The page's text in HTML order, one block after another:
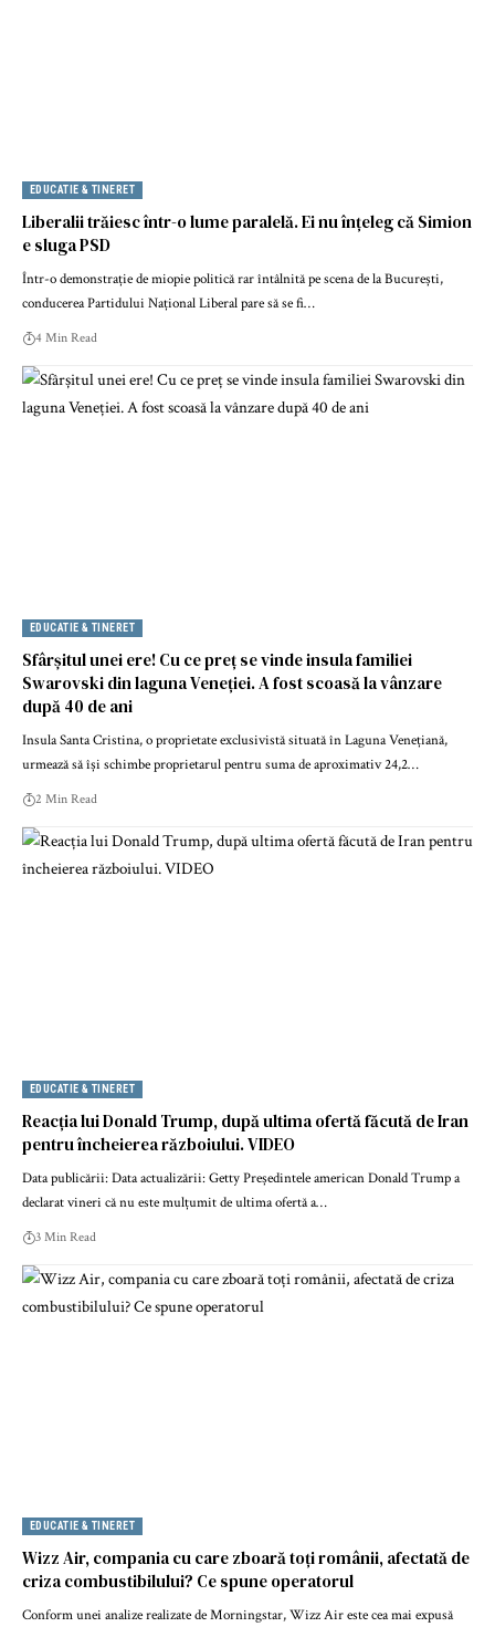
EDUCATIE & TINERET
Liberalii trăiesc într-o lume paralelă. Ei nu înțeleg că Simion
e sluga PSD
Într-o demonstrație de miopie politică rar întâlnită pe scena de la București,
conducerea Partidului Național Liberal pare să se fi…
4 Min Read
EDUCATIE & TINERET
Sfârșitul unei ere! Cu ce preț se vinde insula familiei
Swarovski din laguna Veneției. A fost scoasă la vânzare
după 40 de ani
Insula Santa Cristina, o proprietate exclusivistă situată în Laguna Venețiană,
urmează să își schimbe proprietarul pentru suma de aproximativ 24,2…
2 Min Read
EDUCATIE & TINERET
Reacția lui Donald Trump, după ultima ofertă făcută de Iran
pentru încheierea războiului. VIDEO
Data publicării: Data actualizării: Getty Președintele american Donald Trump a
declarat vineri că nu este mulțumit de ultima ofertă a…
3 Min Read
EDUCATIE & TINERET
Wizz Air, compania cu care zboară toți românii, afectată de
criza combustibilului? Ce spune operatorul
Conform unei analize realizate de Morningstar, Wizz Air este cea mai expusă